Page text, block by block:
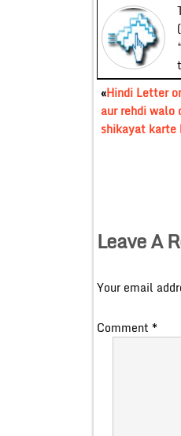
«Hindi Letter
aur rehdi walo
shikayat karte
Leave A
Your email
Comment *